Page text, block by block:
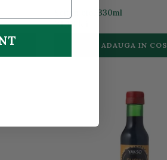
Seitan bio, 330ml
31,13 lei
ADAUGA IN COS